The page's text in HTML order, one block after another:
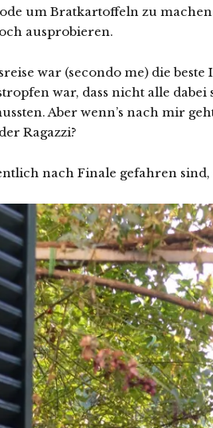
um Bratkartoffeln zu
ausprobieren.
war (secondo me) die
war, dass nicht alle
Aber wenn’s nach mir
Ragazzi?
nach Finale gefahren sind,